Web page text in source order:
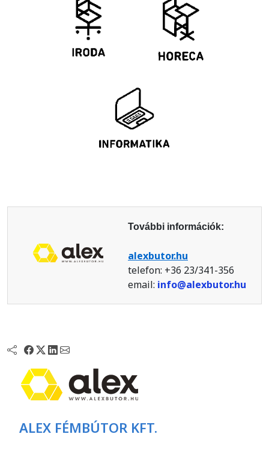
További információk:
alexbutor.hu
telefon: +36 23/341-356
email: info@alexbutor.hu
ALEX FÉMBÚTOR KFT.